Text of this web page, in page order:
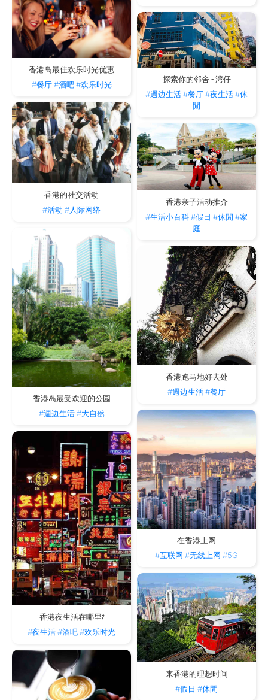
香港岛最佳欢乐时光优惠
#餐厅 #酒吧 #欢乐时光
探索你的邻舍 - 湾仔
#週边生活#餐厅#夜生活#休
閒
香港的社交活动
#活动 #人际网络
香港亲子活动推介
#生活小百科#假日 #休閒 #家
庭
香港岛最受欢迎的公园
#週边生活 #大自然
香港跑马地好去处
#週边生活#餐厅
在香港上网
#互联网 #无线上网 #5G
香港夜生活在哪里?
#夜生活#酒吧#欢乐时光
来香港的理想时间
#假日 #休閒